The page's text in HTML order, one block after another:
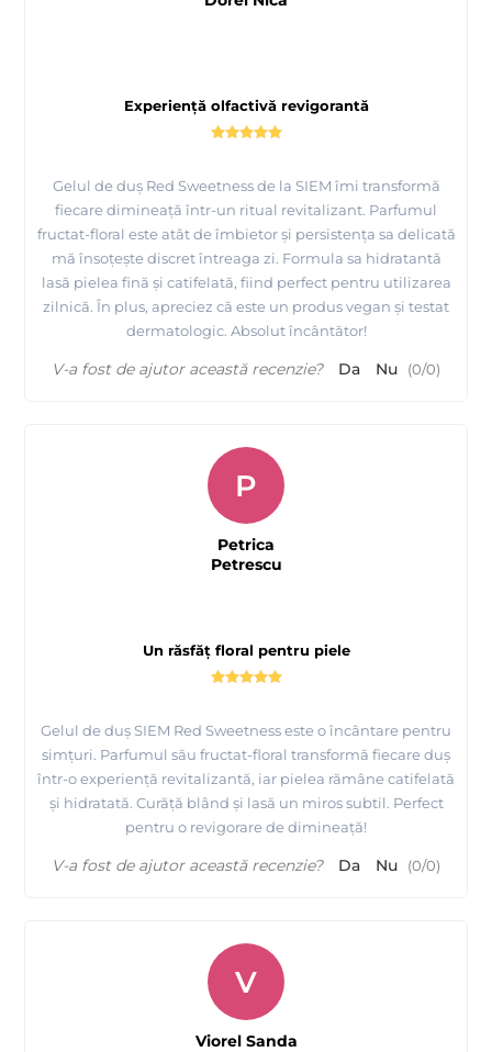
Experiență olfactivă revigorantă
Gelul de duș Red Sweetness de la SIEM îmi transformă
fiecare dimineață într-un ritual revitalizant. Parfumul
fructat-floral este atât de îmbietor și persistența sa delicată
mă însoțește discret întreaga zi. Formula sa hidratantă
lasă pielea fină și catifelată, fiind perfect pentru utilizarea
zilnică. În plus, apreciez că este un produs vegan și testat
dermatologic. Absolut încântător!
V-a fost de ajutor această recenzie? Da Nu (0/0)
Un răsfăț floral pentru piele
Gelul de duș SIEM Red Sweetness este o încântare pentru
simțuri. Parfumul său fructat-floral transformă fiecare duș
într-o experiență revitalizantă, iar pielea rămâne catifelată
și hidratată. Curăță blând și lasă un miros subtil. Perfect
pentru o revigorare de dimineață!
P
Petrica
Petrescu
V-a fost de ajutor această recenzie? Da Nu (0/0)
V
Viorel Sanda